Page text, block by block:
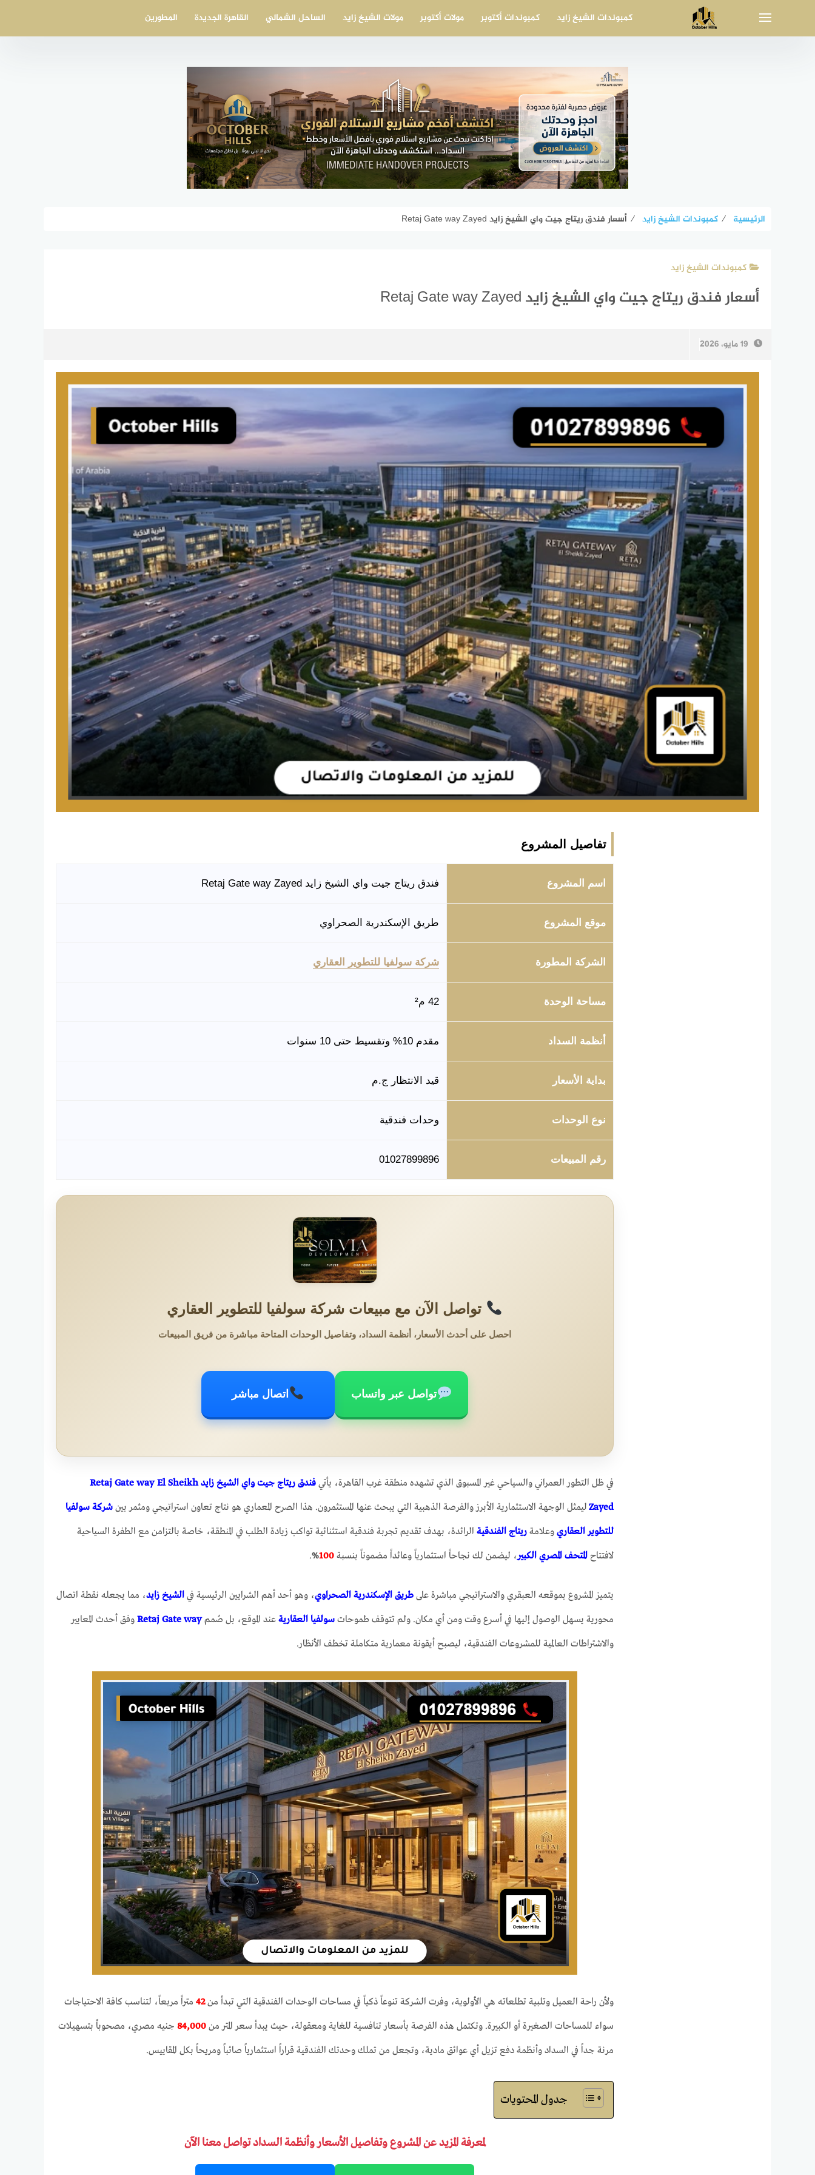
كمبوندات الشيخ زايد كمبوندات أكتوبر مولات أكتوبر مولات الشيخ زايد الساحل الشمالي القاهرة الجديدة المطورين
الرئيسية ⁄ كمبوندات الشيخ زايد ⁄ أسعار فندق ريتاج جيت واي الشيخ زايد Retaj Gate way Zayed
كمبوندات الشيخ زايد
أسعار فندق ريتاج جيت واي الشيخ زايد Retaj Gate way Zayed
19 مايو، 2026
تفاصيل المشروع
اسم المشروع فندق ريتاج جيت واي الشيخ زايد Retaj Gate way Zayed
موقع المشروع طريق الإسكندرية الصحراوي
الشركة المطورة شركة سولفيا للتطوير العقاري
مساحة الوحدة 42 م²
أنظمة السداد مقدم 10% وتقسيط حتى 10 سنوات
بداية الأسعار قيد الانتظار ج.م
نوع الوحدات وحدات فندقية
رقم المبيعات 01027899896
تواصل الآن مع مبيعات شركة سولفيا للتطوير العقاري
احصل على أحدث الأسعار، أنظمة السداد، وتفاصيل الوحدات المتاحة مباشرة من فريق المبيعات
تواصل عبر واتساب اتصال مباشر
في ظل التطور العمراني والسياحي غير المسبوق الذي تشهده منطقة غرب القاهرة، يأتي
فندق ريتاج جيت واي الشيخ زايد Retaj Gate way El Sheikh
Zayed ليمثل الوجهة الاستثمارية الأبرز والفرصة الذهبية التي يبحث عنها المستثمرون. هذا الصرح المعماري هو نتاج تعاون استراتيجي ومثمر بين شركة سولفيا
للتطوير العقاري وعلامة ريتاج الفندقية الرائدة، بهدف تقديم تجربة فندقية استثنائية تواكب زيادة الطلب في المنطقة، خاصة بالتزامن مع الطفرة السياحية
لافتتاح المتحف المصري الكبير، ليضمن لك نجاحاً استثمارياً وعائداً مضموناً بنسبة 100
%
.
يتميز المشروع بموقعه العبقري والاستراتيجي مباشرة على طريق الإسكندرية الصحراوي، وهو أحد أهم الشرايين الرئيسية في الشيخ زايد، مما يجعله نقطة اتصال
محورية يسهل الوصول إليها في أسرع وقت ومن أي مكان. ولم تتوقف طموحات سولفيا العقارية عند الموقع، بل صُممRetaj Gate way وفق أحدث المعايير
والاشتراطات العالمية للمشروعات الفندقية، ليصبح أيقونة معمارية متكاملة تخطف الأنظار.
ولأن راحة العميل وتلبية تطلعاته هي الأولوية، وفرت الشركة تنوعاً ذكياً في مساحات الوحدات الفندقية التي تبدأ من42 متراً مربعاً، لتناسب كافة الاحتياجات
سواء للمساحات الصغيرة أو الكبيرة. وتكتمل هذه الفرصة بأسعار تنافسية للغاية ومعقولة، حيث يبدأ سعر المتر من 84,000 جنيه مصري، مصحوباً بتسهيلات
مرنة جداً في السداد وأنظمة دفع تزيل أي عوائق مادية، وتجعل من تملك وحدتك الفندقية قراراً استثمارياً صائباً ومريحاً بكل المقاييس.
جدول المحتويات
لمعرفة المزيد عن المشروع وتفاصيل الأسعار وأنظمة السداد تواصل معنا الآن